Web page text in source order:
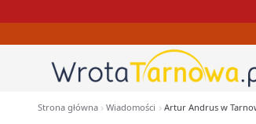
Strona główna Wiadomości Artur Andrus w